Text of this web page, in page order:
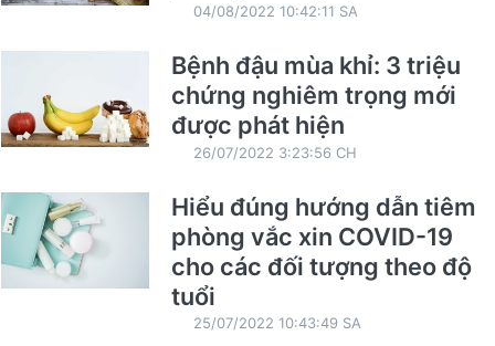
04/08/2022 10:42:11 SA
Bệnh đậu mùa khỉ: 3 triệu
chứng nghiêm trọng mới
được phát hiện
26/07/2022 3:23:56 CH
Hiểu đúng hướng dẫn tiêm
phòng vắc xin COVID-19
cho các đối tượng theo độ
tuổi
25/07/2022 10:43:49 SA